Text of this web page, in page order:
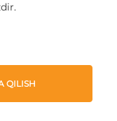
QILISH